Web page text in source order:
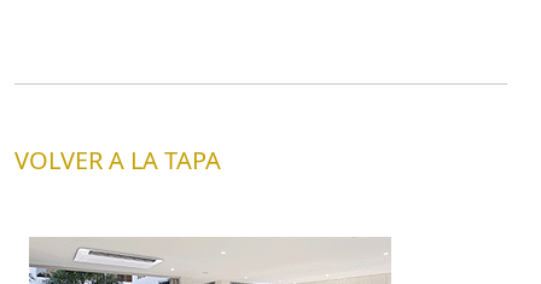
VOLVER A LA TAPA